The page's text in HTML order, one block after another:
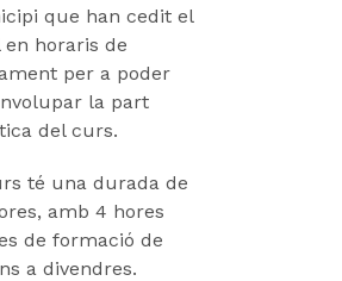
que han cedit el
en horaris de
per a poder
la part
del curs.
té una durada de
amb 4 hores
de formació de
a divendres.